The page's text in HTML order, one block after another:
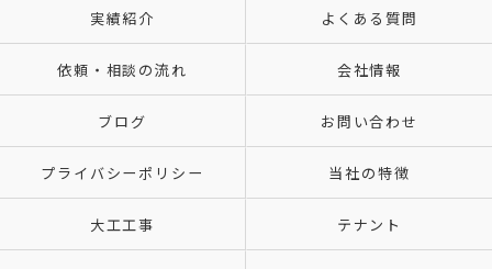
実績紹介 よくある質問
依頼・相談の流れ 会社情報
ブログ お問い合わせ
プライバシーポリシー 当社の特徴
大工工事 テナント